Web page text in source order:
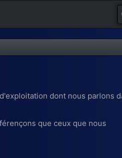
dont nous parlons
que ceux que nous